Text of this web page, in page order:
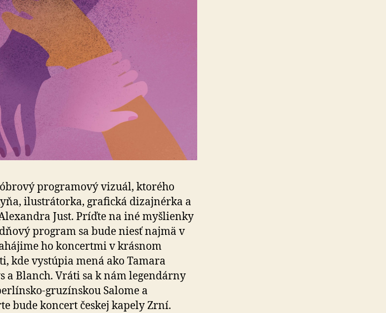
programový vizuál, ktorého
ilustrátorka, grafická dizajnérka a
Just. Príďte na iné myšlienky
program sa bude niesť najmä v
ho koncertmi v krásnom
kde vystúpia mená ako Tamara
a Blanch. Vráti sa k nám legendárny
gruzínskou Salome a
bude koncert českej kapely Zrní.